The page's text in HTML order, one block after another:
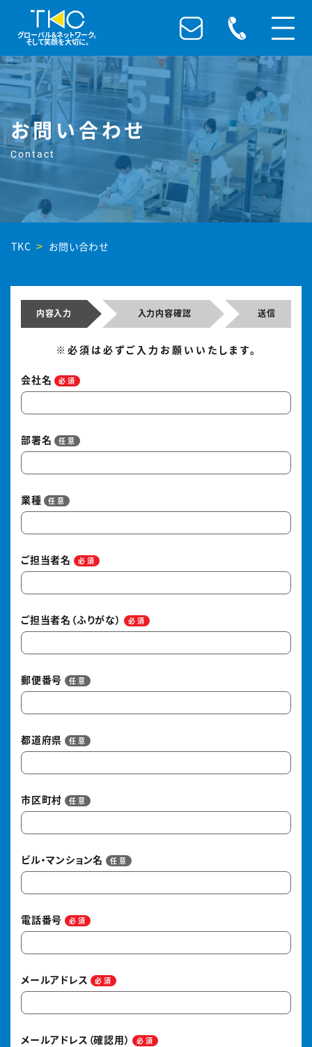
グローバル&ネットワーク。
そして笑顔を大切に。
お問い合わせ
Contact
TKC お問い合わせ
内容入力 入力内容確認 送信
※必須は必ずご入力お願いいたします。
会社名 必須
部署名 任意
業種 任意
ご担当者名 必須
ご担当者名（ふりがな） 必須
郵便番号 任意
都道府県 任意
市区町村 任意
ビル・マンション名 任意
電話番号 必須
メールアドレス 必須
メールアドレス（確認用） 必須